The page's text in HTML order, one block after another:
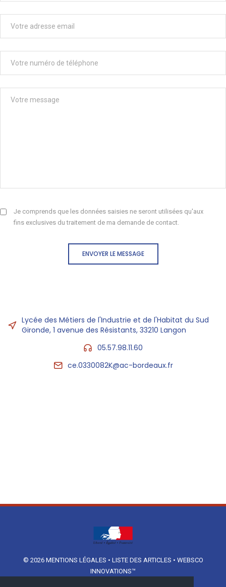
Je comprends que les données saisies ne seront utilisées qu'aux
fins exclusives du traitement de ma demande de contact.
ENVOYER LE MESSAGE
Lycée des Métiers de l'Industrie et de l'Habitat du Sud
Gironde, 1 avenue des Résistants, 33210 Langon
05.57.98.11.60
ce.0330082K@ac-bordeaux.fr
© 2026 MENTIONS LÉGALES • LISTE DES ARTICLES • WEBSCO
INNOVATIONS™